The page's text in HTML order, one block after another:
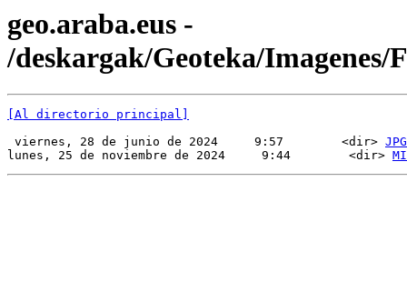
geo.araba.eus -
/deskargak/Geoteka/Imagenes/
[Al directorio principal]
viernes, 28 de junio de 2024     9:57        <dir> JPG
lunes, 25 de noviembre de 2024     9:44        <dir>